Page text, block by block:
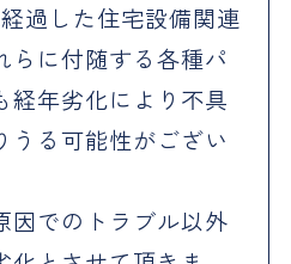
過した住宅設備関連
らに付随する各種パ
経年劣化により不具
うる可能性がござい
因でのトラブル以外